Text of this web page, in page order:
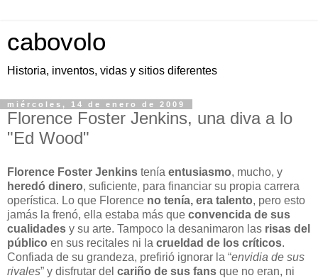
cabovolo
Historia, inventos, vidas y sitios diferentes
miércoles, 14 de enero de 2009
Florence Foster Jenkins, una diva a lo
"Ed Wood"
Florence Foster Jenkins tenía entusiasmo, mucho, y
heredó dinero, suficiente, para financiar su propia carrera
operística. Lo que Florence no tenía, era talento, pero esto
jamás la frenó, ella estaba más que convencida de sus
cualidades y su arte. Tampoco la desanimaron las risas del
público en sus recitales ni la crueldad de los críticos.
Confiada de su grandeza, prefirió ignorar la “envidia de sus
rivales” y disfrutar del cariño de sus fans que no eran, ni